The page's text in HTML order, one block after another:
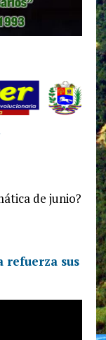
de junio?
refuerza sus